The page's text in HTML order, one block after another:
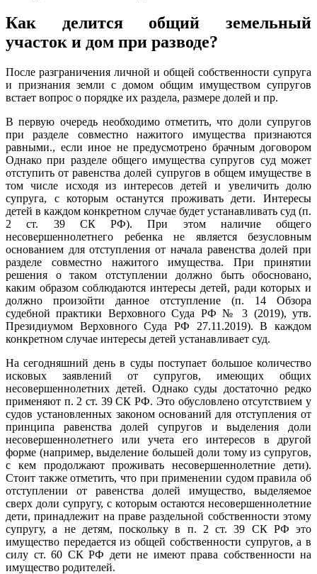
Как делится общий земельный
участок и дом при разводе?
После разграничения личной и общей собственности супруга
и признания земли с домом общим имуществом супругов
встает вопрос о порядке их раздела, размере долей и пр.
В первую очередь необходимо отметить, что доли супругов
при разделе совместно нажитого имущества признаются
равными., если иное не предусмотрено брачным договором
Однако при разделе общего имущества супругов суд может
отступить от равенства долей супругов в общем имуществе в
том числе исходя из интересов детей и увеличить долю
супруга, с которым останутся проживать дети. Интересы
детей в каждом конкретном случае будет устанавливать суд (п.
2 ст. 39 СК РФ). При этом наличие общего
несовершеннолетнего ребенка не является безусловным
основанием для отступления от начала равенства долей при
разделе совместно нажитого имущества. При принятии
решения о таком отступлении должно быть обосновано,
каким образом соблюдаются интересы детей, ради которых и
должно произойти данное отступление (п. 14 Обзора
судебной практики Верховного Суда РФ № 3 (2019), утв.
Президиумом Верховного Суда РФ 27.11.2019). В каждом
конкретном случае интересы детей устанавливает суд.
На сегодняшний день в суды поступает большое количество
исковых заявлений от супругов, имеющих общих
несовершеннолетних детей. Однако суды достаточно редко
применяют п. 2 ст. 39 СК РФ. Это обусловлено отсутствием у
судов установленных законом оснований для отступления от
принципа равенства долей супругов и выделения доли
несовершеннолетнего или учета его интересов в другой
форме (например, выделение большей доли тому из супругов,
с кем продолжают проживать несовершеннолетние дети).
Стоит также отметить, что при применении судом правила об
отступлении от равенства долей имущество, выделяемое
сверх доли супругу, с которым остаются несовершеннолетние
дети, принадлежит на праве раздельной собственности этому
супругу, а не детям, поскольку в п. 2 ст. 39 СК РФ это
имущество передается из общей собственности супругов, а в
силу ст. 60 СК РФ дети не имеют права собственности на
имущество родителей.